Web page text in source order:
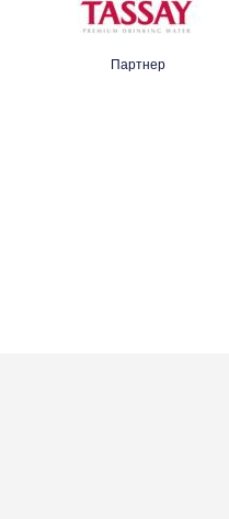
Партнер